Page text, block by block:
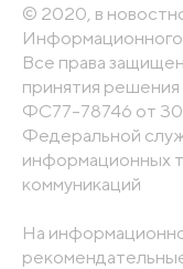
© 2020, в
Информационного
Все права
принятия
ФС77-78746 от 30
Федеральной
информационных
коммуникаций
На